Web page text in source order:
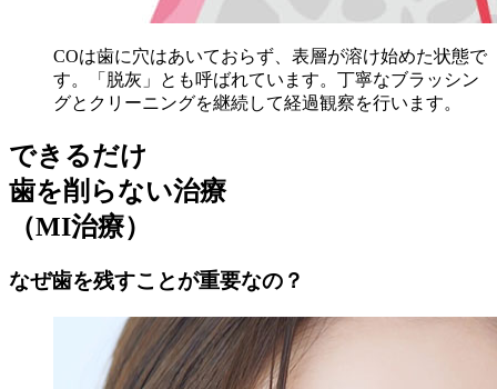
COは歯に穴はあいておらず、表層が溶け始めた状態で
す。「脱灰」とも呼ばれています。丁寧なブラッシン
グとクリーニングを継続して経過観察を行います。
できるだけ
歯を削らない治療
（MI治療）
なぜ歯を残すことが重要なの？